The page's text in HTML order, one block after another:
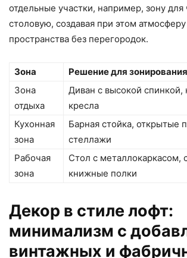
отдельные участки, например, зону для
столовую, создавая при этом
пространства без перегородок.
Зона
Решение для зонирования
Зона
отдыха
Диван с высокой спинкой,
кресла
Кухонная
зона
Барная стойка, открытые
стеллажи
Рабочая
зона
Стол с металлокаркасом,
книжные полки
Декор в стиле лофт:
минимализм с
винтажных и